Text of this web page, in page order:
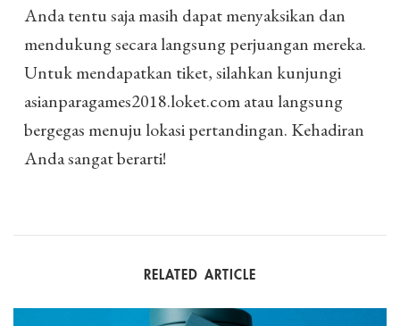
Anda tentu saja masih dapat menyaksikan dan
mendukung secara langsung perjuangan mereka.
Untuk mendapatkan tiket, silahkan kunjungi
asianparagames2018.loket.com atau langsung
bergegas menuju lokasi pertandingan. Kehadiran
Anda sangat berarti!
RELATED ARTICLE